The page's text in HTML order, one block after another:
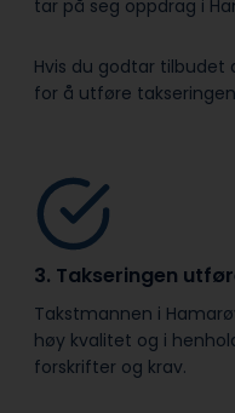
tar på seg oppdrag i
Hvis du godtar
for å utføre
3. Takseringen
Takstmannen i
høy kvalitet og i
forskrifter og krav.